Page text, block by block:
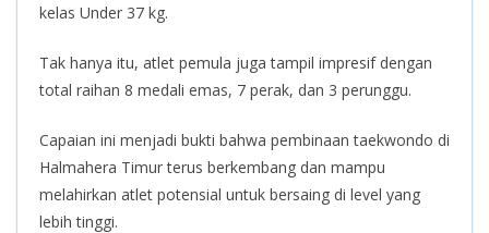
kelas Under 37 kg.
Tak hanya itu, atlet pemula juga tampil impresif dengan
total raihan 8 medali emas, 7 perak, dan 3 perunggu.
Capaian ini menjadi bukti bahwa pembinaan taekwondo di
Halmahera Timur terus berkembang dan mampu
melahirkan atlet potensial untuk bersaing di level yang
lebih tinggi.